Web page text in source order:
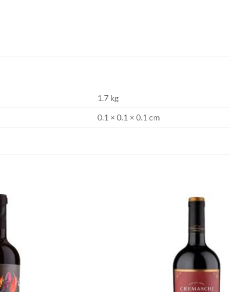
1.7 kg
0.1 × 0.1 × 0.1 cm